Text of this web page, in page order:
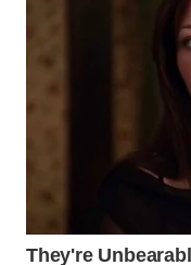
SUBANG
PURWAKARTA